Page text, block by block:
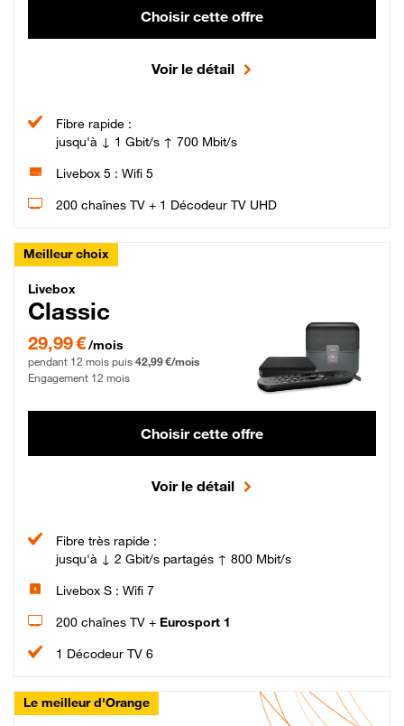
Choisir cette offre
Voir le détail
Fibre rapide :
jusqu'à ↓ 1 Gbit/s ↑ 700 Mbit/s
Livebox 5 : Wifi 5
200 chaînes TV + 1 Décodeur TV UHD
Meilleur choix
Livebox Classic Fibre
Livebox
Classic
29,99 € par mois pendant 12 mois puis 42,99 € par mois, Engagement 12 mois
29,99 €/mois
pendant 12 mois puis 42,99 €/mois
Engagement 12 mois
Choisir cette offre
Voir le détail
Fibre très rapide :
jusqu'à ↓ 2 Gbit/s partagés ↑ 800 Mbit/s
Livebox S : Wifi 7
200 chaînes TV + Eurosport 1
1 Décodeur TV 6
Le meilleur d'Orange